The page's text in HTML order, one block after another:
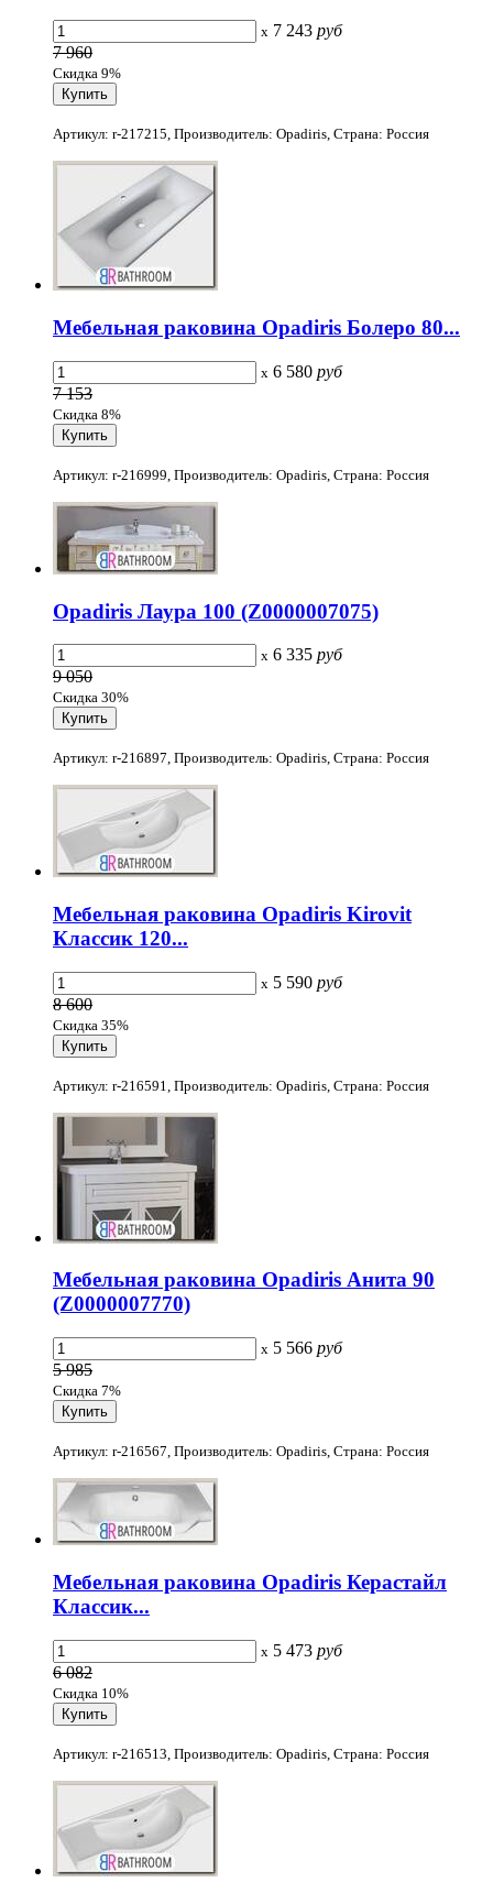
x 7 243 руб
7 960
Скидка 9%
Артикул: r-217215, Производитель: Opadiris, Страна: Россия
Мебельная раковина Opadiris Болеро 80...
x 6 580 руб
7 153
Скидка 8%
Артикул: r-216999, Производитель: Opadiris, Страна: Россия
Opadiris Лаура 100 (Z0000007075)
x 6 335 руб
9 050
Скидка 30%
Артикул: r-216897, Производитель: Opadiris, Страна: Россия
Мебельная раковина Opadiris Kirovit
Классик 120...
x 5 590 руб
8 600
Скидка 35%
Артикул: r-216591, Производитель: Opadiris, Страна: Россия
Мебельная раковина Opadiris Анита 90
(Z0000007770)
x 5 566 руб
5 985
Скидка 7%
Артикул: r-216567, Производитель: Opadiris, Страна: Россия
Мебельная раковина Opadiris Керастайл
Классик...
x 5 473 руб
6 082
Скидка 10%
Артикул: r-216513, Производитель: Opadiris, Страна: Россия